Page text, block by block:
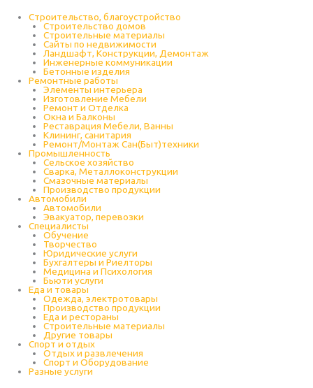
Строительство, благоустройство
Строительство домов
Строительные материалы
Сайты по недвижимости
Ландшафт, Конструкции, Демонтаж
Инженерные коммуникации
Бетонные изделия
Ремонтные работы
Элементы интерьера
Изготовление Мебели
Ремонт и Отделка
Окна и Балконы
Реставрация Мебели, Ванны
Клининг, санитария
Ремонт/Монтаж Сан(Быт)техники
Промышленность
Cельское хозяйство
Сварка, Металлоконструкции
Cмазочные материалы
Производство продукции
Автомобили
Автомобили
Эвакуатор, перевозки
Специалисты
Обучение
Творчество
Юридические услуги
Бухгалтеры и Риелторы
Медицина и Психология
Бьюти услуги
Еда и товары
Одежда, электротовары
Производство продукции
Еда и рестораны
Строительные материалы
Другие товары
Спорт и отдых
Отдых и развлечения
Спорт и Оборудование
Разные услуги